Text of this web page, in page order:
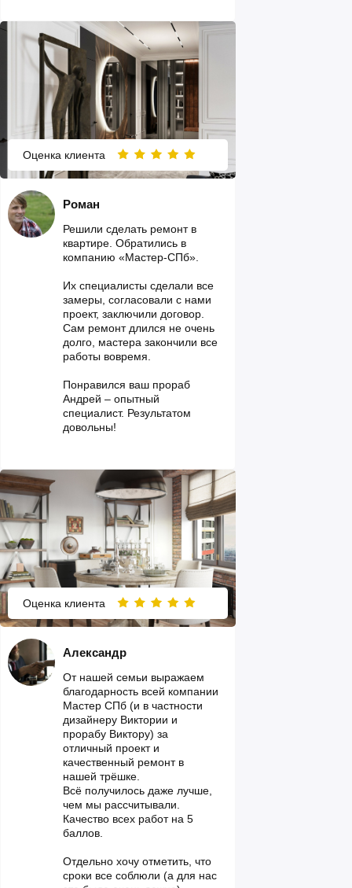
Оценка клиента
Решили сделать ремонт в
квартире. Обратились в
компанию «Мастер-СПб».
Их специалисты сделали все
замеры, согласовали с нами
проект, заключили договор.
Сам ремонт длился не очень
долго, мастера закончили все
работы вовремя.
Понравился ваш прораб
Андрей – опытный
специалист. Результатом
довольны!
Роман
Оценка клиента
От нашей семьи выражаем
благодарность всей компании
Мастер СПб (и в частности
дизайнеру Виктории и
прорабу Виктору) за
отличный проект и
качественный ремонт в
нашей трёшке.
Всё получилось даже лучше,
чем мы рассчитывали.
Качество всех работ на 5
баллов.
Отдельно хочу отметить, что
сроки все соблюли (а для нас
Александр